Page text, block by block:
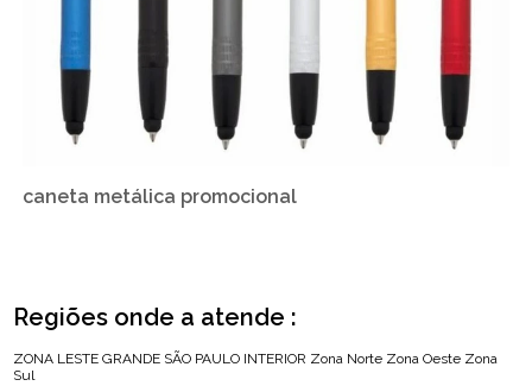
caneta metálica promocional
Regiões onde a atende :
ZONA LESTE GRANDE SÃO PAULO INTERIOR Zona Norte Zona Oeste Zona
Sul